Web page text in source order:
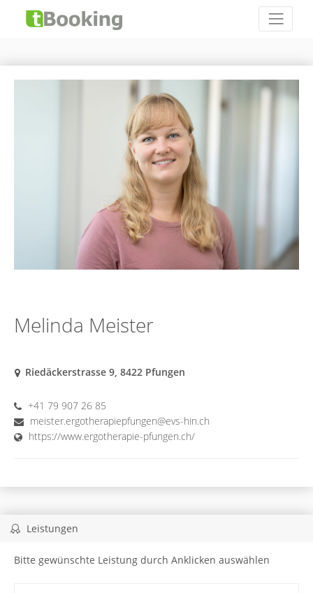
Melinda Meister
Riedäckerstrasse 9, 8422 Pfungen
+41 79 907 26 85
meister.ergotherapiepfungen@evs-hin.ch
https://www.ergotherapie-pfungen.ch/
Leistungen
Bitte gewünschte Leistung durch Anklicken auswählen